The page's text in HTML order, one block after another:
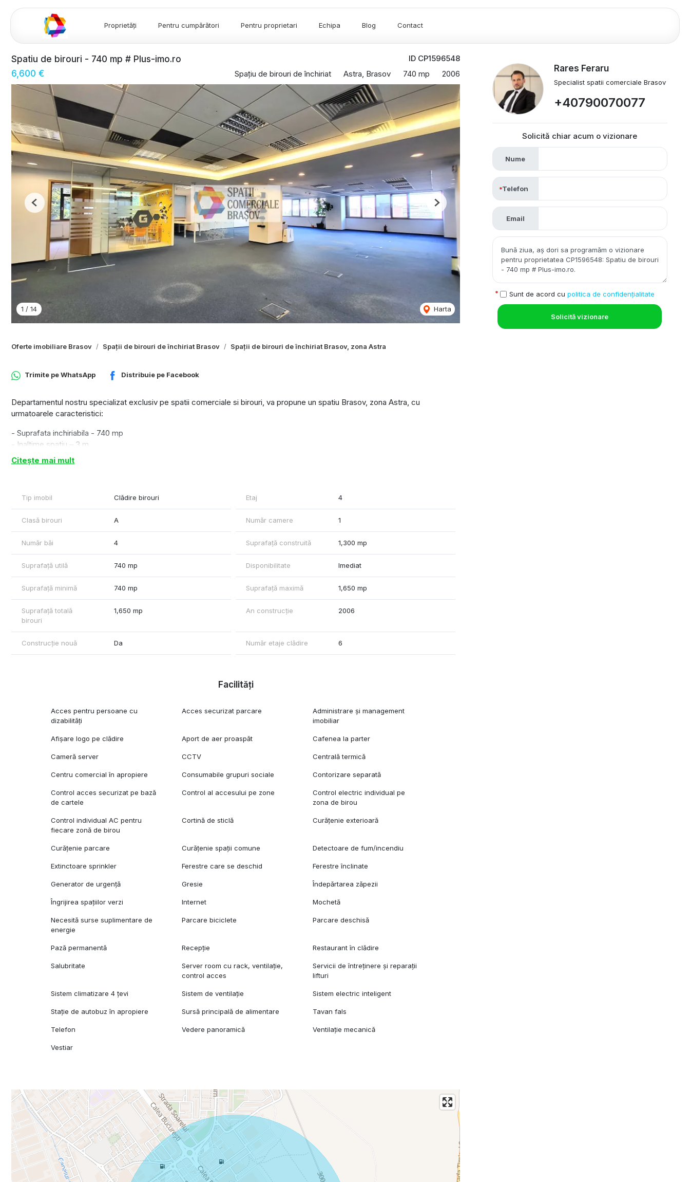
Proprietăți Pentru cumpărători Pentru proprietari Echipa Blog Contact
ID CP1596548
Spatiu de birouri - 740 mp # Plus-imo.ro
6,600 €
Spațiu de birouri de închiriat Astra, Brasov 740 mp 2006
1 / 14 Harta
Previous Next
Oferte imobiliare Brasov Spații de birouri de închiriat Brasov Spații de birouri de închiriat Brasov, zona Astra
Trimite peWhatsApp Distribuie pe Facebook
Departamentul nostru specializat exclusiv pe spatii comerciale si birouri, va propune un spatiu Brasov, zona Astra, cu
urmatoarele caracteristici:
- Suprafata inchiriabila - 740 mp
- Inaltime spatiu – 3 m
- Compartimentare – open space, grupuri sanitare, spatiu de depozitare, hol, chicineta
- Acces transport in comun - 50 m distanta fata de imobil
Cu respect,
Rares Feraru – Commercial Real Estate Specialist
Plus Imo
Tel: +40790070077
Citește mai mult
Tip imobil Clădire birouri Etaj 4
Clasă birouri A Număr camere 1
Număr băi 4 Suprafață construită 1,300 mp
Suprafață utilă 740 mp Disponibilitate Imediat
Suprafață minimă 740 mp Suprafață maximă 1,650 mp
Suprafață totală
birouri
1,650 mp An construcție 2006
Construcție nouă Da Număr etaje clădire 6
Facilități
Acces pentru persoane cu
dizabilități
Acces securizat parcare
Administrare și management
imobiliar
Afișare logo pe clădire Aport de aer proaspăt Cafenea la parter
Cameră server CCTV Centrală termică
Centru comercial în apropiere Consumabile grupuri sociale Contorizare separată
Control acces securizat pe bază
de cartele
Control al accesului pe zone
Control electric individual pe
zona de birou
Control individual AC pentru
fiecare zonă de birou
Cortină de sticlă Curățenie exterioară
Curățenie parcare Curățenie spații comune Detectoare de fum/incendiu
Extinctoare sprinkler Ferestre care se deschid Ferestre înclinate
Generator de urgență Gresie Îndepărtarea zăpezii
Îngrijirea spațiilor verzi Internet Mochetă
Necesită surse suplimentare de
energie
Parcare biciclete Parcare deschisă
Pază permanentă Recepție Restaurant în clădire
Salubritate
Server room cu rack, ventilație,
control acces
Servicii de întreținere și reparații
lifturi
Sistem climatizare 4 țevi Sistem de ventilație Sistem electric inteligent
Stație de autobuz în apropiere Sursă principală de alimentare Tavan fals
Telefon Vedere panoramică Ventilație mecanică
Vestiar
Rares Feraru
Specialist spatii comerciale Brasov
+40790070077
Solicită chiar acum o vizionare
Nume
Telefon
Email
Sunt de acord cu politica de confidențialitate
Solicită vizionare